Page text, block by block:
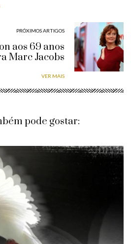
PRÓXIMOS ARTIGOS
aos 69 anos
Marc Jacobs
VER MAIS
pode gostar: